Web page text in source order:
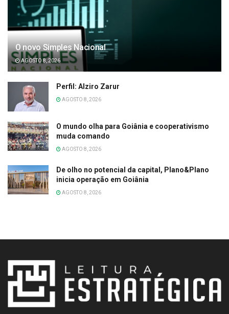
O novo Simples Nacional
AGOSTO 8, 2026
Perfil: Alziro Zarur
AGOSTO 8, 2026
O mundo olha para Goiânia e cooperativismo
muda comando
AGOSTO 8, 2026
De olho no potencial da capital, Plano&Plano
inicia operação em Goiânia
AGOSTO 8, 2026